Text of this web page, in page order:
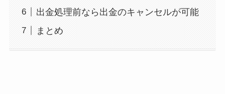
出金処理前なら出金のキャンセルが可能
まとめ